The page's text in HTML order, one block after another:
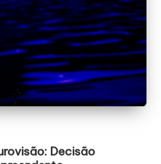
Decisão